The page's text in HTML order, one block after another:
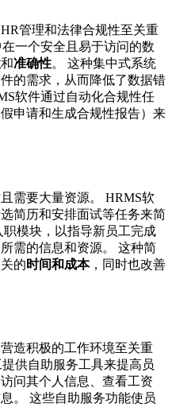
管理和法律合规性至关重
一个安全且易于访问的数
和准确性。 这种集中式系统
的需求，从而降低了数据错
软件通过自动化合规性任
申请和生成合规性报告）来
需要大量资源。 HRMS软
简历和安排面试等任务来简
模块，以指导新员工完成
需的信息和资源。 这种简
的 时间和成本，同时也改善
造积极的工作环境至关重
供自助服务工具来提高员
问其个人信息、查看工资
。 这些自助服务功能使员